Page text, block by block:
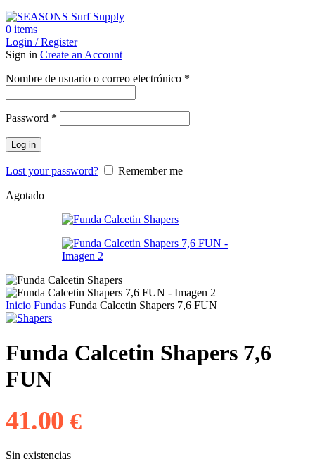
0 items
Login / Register
Sign in Create an Account
Nombre de usuario o correo electrónico *
Password *
Log in
Lost your password? Remember me
Agotado
Inicio Fundas Funda Calcetin Shapers 7,6 FUN
Funda Calcetin Shapers 7,6
FUN
41.00€
Sin existencias